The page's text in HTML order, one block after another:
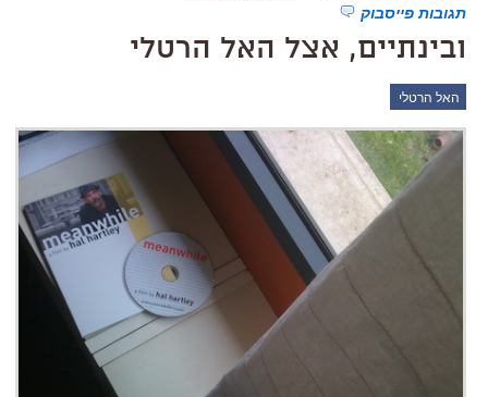
תגובות פייסבוק
ובינתיים, אצל האל הרטלי
האל הרטלי